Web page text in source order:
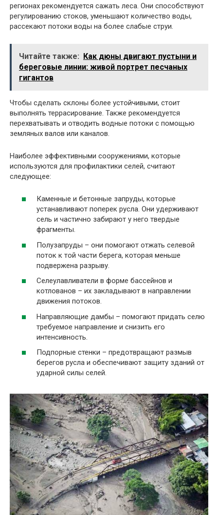
регионах рекомендуется сажать леса. Они способствуют
регулированию стоков, уменьшают количество воды,
рассекают потоки воды на более слабые струи.
Читайте также: Как дюны двигают пустыни и
береговые линии: живой портрет песчаных
гигантов
Чтобы сделать склоны более устойчивыми, стоит
выполнять террасирование. Также рекомендуется
перехватывать и отводить водные потоки с помощью
земляных валов или каналов.
Наиболее эффективными сооружениями, которые
используются для профилактики селей, считают
следующее:
Каменные и бетонные запруды, которые
устанавливают поперек русла. Они удерживают
сель и частично забирают у него твердые
фрагменты.
Полузапруды – они помогают отжать селевой
поток к той части берега, которая меньше
подвержена разрыву.
Селеулавливатели в форме бассейнов и
котлованов – их закладывают в направлении
движения потоков.
Направляющие дамбы – помогают придать селю
требуемое направление и снизить его
интенсивность.
Подпорные стенки – предотвращают размыв
берегов русла и обеспечивают защиту зданий от
ударной силы селей.